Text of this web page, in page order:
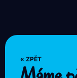
« ZPĚT